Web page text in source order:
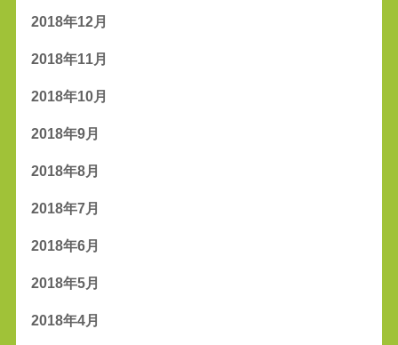
2018年12月
2018年11月
2018年10月
2018年9月
2018年8月
2018年7月
2018年6月
2018年5月
2018年4月